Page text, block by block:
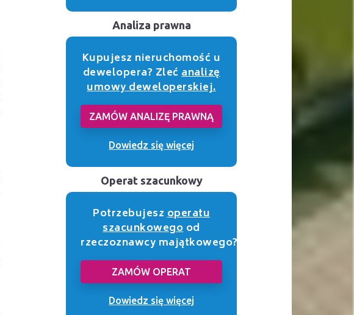
Analiza prawna
Kupujesz nieruchomość u
dewelopera? Zlećanalizę
umowy deweloperskiej.
ZAMÓW ANALIZĘ PRAWNĄ
Dowiedz się więcej
Operat szacunkowy
Potrzebujeszoperatu
szacunkowegood
rzeczoznawcy majątkowego?
ZAMÓW OPERAT
Dowiedz się więcej